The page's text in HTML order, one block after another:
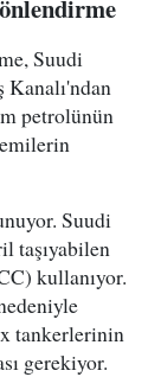
Suudi
petrolünün
Suudi
taşıyabilen
kullanıyor.
tankerlerinin
gerekiyor.